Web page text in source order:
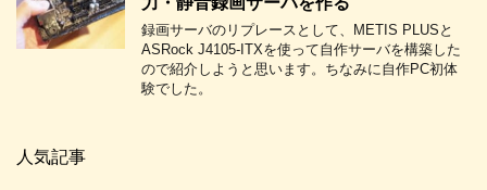
録画サーバのリプレースとして、METIS PLUSと
ASRock J4105-ITXを使って自作サーバを構築した
ので紹介しようと思います。ちなみに自作PC初体
験でした。
人気記事